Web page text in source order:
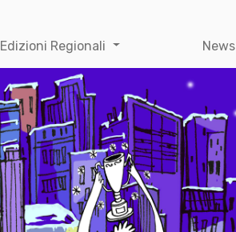
Edizioni Regionali News